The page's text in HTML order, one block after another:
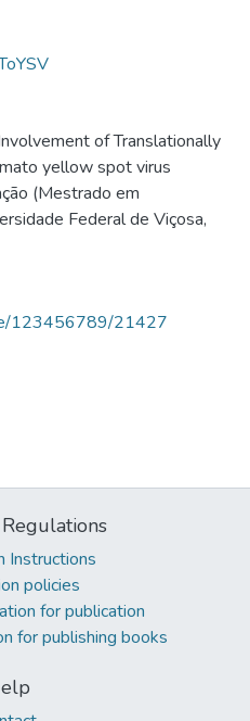
of Translationally
yellow spot virus
(Mestrado em
Federal de Viçosa,
123456789/21427
Instructions
policies
for publication
for publishing books